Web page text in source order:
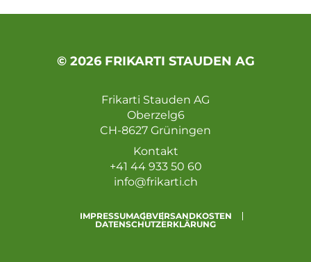
© 2026 FRIKARTI STAUDEN AG
Frikarti Stauden AG
Oberzelg6
CH-8627 Grüningen
Kontakt
+41 44 933 50 60
info@frikarti.ch
IMPRESSUMAGBVERSANDKOSTEN
DATENSCHUTZERKLÄRUNG